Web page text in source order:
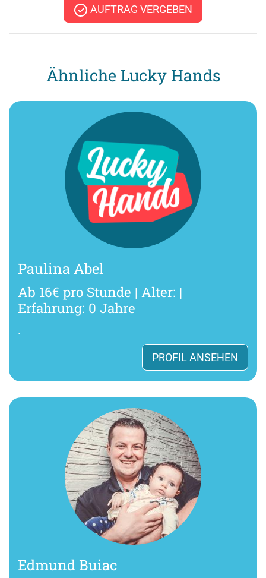
AUFTRAG VERGEBEN
Ähnliche Lucky Hands
Paulina Abel
Ab 16€ pro Stunde | Alter: |
Erfahrung: 0 Jahre
.
PROFIL ANSEHEN
Edmund Buiac